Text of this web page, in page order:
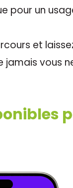
pour un
et
vous